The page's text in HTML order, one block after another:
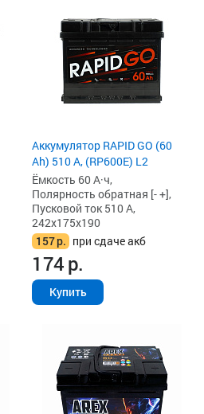
Аккумулятор RAPID GO (60
Ah) 510 А, (RP600E) L2
Ёмкость 60 А·ч,
Полярность обратная [- +],
Пусковой ток 510 А,
242x175x190
157р. при сдаче акб
174р.
Купить